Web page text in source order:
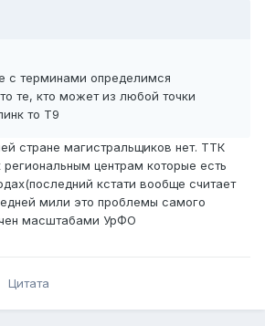
с терминами определимся
те, кто может из любой точки
то Т9
стране магистральщиков нет. ТТК
центрам которые есть
кстати вообще считает
мили это проблемы самого
масштабами УрФО
Цитата